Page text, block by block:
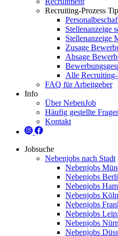
Recruiting-Prozess
Stellenanzeige
Stellenanzeige
Zusage
Absage
Alle Recruiting-
FAQ für Arbeitgeber
Info
Über NebenJob
Häufig gestellte
Kontakt
Jobsuche
Nebenjobs nach Stadt
Nebenjobs
Nebenjobs
Nebenjobs
Nebenjobs Köln
Nebenjobs
Nebenjobs
Nebenjobs
Nebenjobs